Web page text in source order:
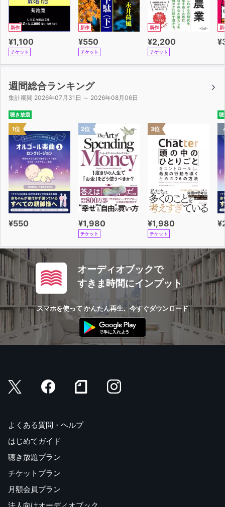
新作
¥1,100
チケット
新作
¥550
チケット
新作
¥2,200
チケット
新
週間総合ランキング
集計期間 2026年07月31日 ～ 2026年08月06日
聴き放題
1位
¥550
2位
¥1,980
チケット
3位
¥1,980
チケット
聴
オーディオブックで
すきま時間にインプット
スマホを使って かんたん再生、今すぐダウンロード
よくある質問・ヘルプ
はじめてガイド
聴き放題プラン
チケットプラン
月額会員プラン
法人向けオーディオブック